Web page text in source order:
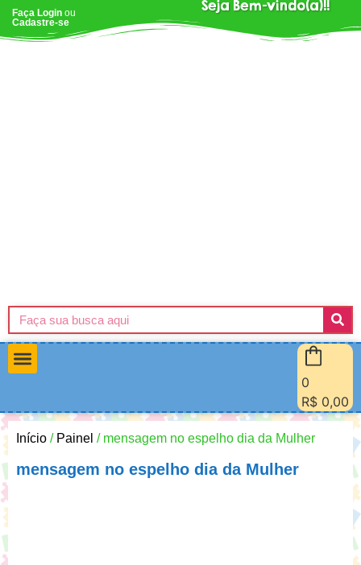
Faça Login ou
Cadastre-se
Seja Bem-vindo(a)!!
0
R$ 0,00
Início / Painel / mensagem no espelho dia da Mulher
mensagem no espelho dia da Mulher